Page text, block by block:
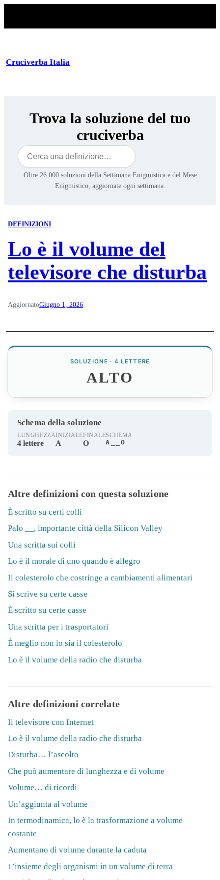
Cruciverba Italia
Trova la soluzione del tuo
cruciverba
Cerca
Oltre 26.000 soluzioni della Settimana Enigmistica e del Mese
Enigmistico, aggiornate ogni settimana.
DEFINIZIONI
Lo è il volume del
televisore che disturba
AggiornatoGiugno 1, 2026
SOLUZIONE · 4 LETTERE
ALTO
Schema della soluzione
LUNGHEZZA
4 lettere
INIZIALE
A
FINALE
O
SCHEMA
A__O
Altre definizioni con questa soluzione
È scritto su certi colli
Palo __, importante città della Silicon Valley
Una scritta sui colli
Lo è il morale di uno quando è allegro
Il colesterolo che costringe a cambiamenti alimentari
Si scrive su certe casse
È scritto su certe casse
Una scritta per i trasportatori
È meglio non lo sia il colesterolo
Lo è il volume della radio che disturba
Altre definizioni correlate
Il televisore con Internet
Lo è il volume della radio che disturba
Disturba… l’ascolto
Che può aumentare di lunghezza e di volume
Volume… di ricordi
Un’aggiunta al volume
In termodinamica, lo è la trasformazione a volume
costante
Aumentano di volume durante la caduta
L’insieme degli organismi in un volume di terra